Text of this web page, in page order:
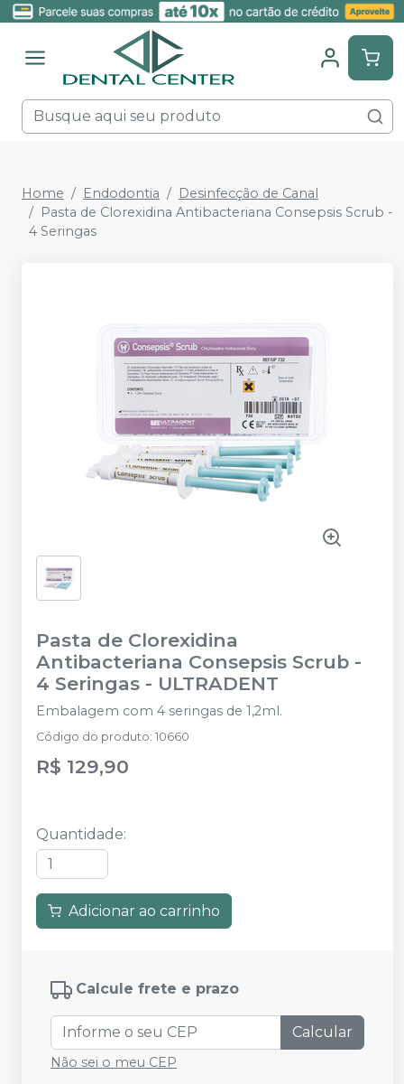
Home Endodontia
Desinfecção de Canal
Pasta de Clorexidina Antibacteriana Consepsis Scrub -
4 Seringas
Pasta de Clorexidina
Antibacteriana Consepsis Scrub -
4 Seringas - ULTRADENT
Embalagem com 4 seringas de 1,2ml.
Código do produto: 10660
R$ 129,90
Quantidade:
Adicionar ao carrinho
Calcule frete e prazo
Calcular
Não sei o meu CEP